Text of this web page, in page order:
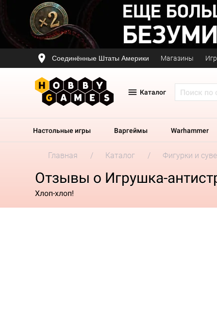
Соединённые Штаты Америки Магазины
Каталог
Настольные игры Варгеймы Warhammer
Главная Каталог Фигурки и
Отзывы о Игрушка-
Хлоп-хлоп!